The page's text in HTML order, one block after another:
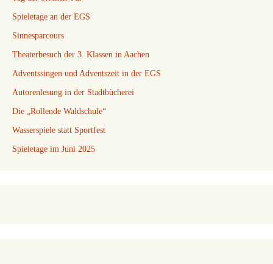
Spieletage an der EGS
Sinnesparcours
Theaterbesuch der 3. Klassen in Aachen
Adventssingen und Adventszeit in der EGS
Autorenlesung in der Stadtbücherei
Die „Rollende Waldschule“
Wasserspiele statt Sportfest
Spieletage im Juni 2025